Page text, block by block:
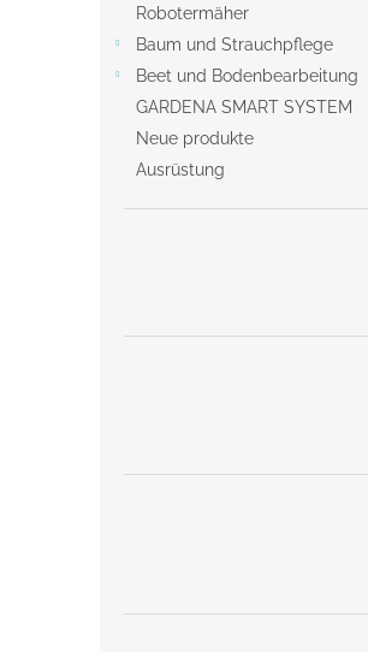
Robotermäher
Baum und Strauchpflege
Beet und Bodenbearbeitung
GARDENA SMART SYSTEM
Neue produkte
Ausrüstung